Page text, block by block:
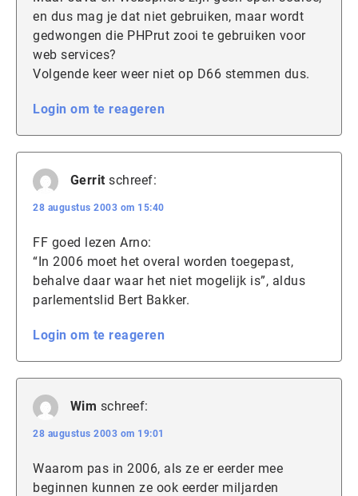
en dus mag je dat niet gebruiken, maar wordt
gedwongen die PHPrut zooi te gebruiken voor
web services?
Volgende keer weer niet op D66 stemmen dus.
Login om te reageren
Gerrit schreef:
28 augustus 2003 om 15:40
FF goed lezen Arno:
“In 2006 moet het overal worden toegepast,
behalve daar waar het niet mogelijk is”, aldus
parlementslid Bert Bakker.
Login om te reageren
Wim schreef:
28 augustus 2003 om 19:01
Waarom pas in 2006, als ze er eerder mee
beginnen kunnen ze ook eerder miljarden